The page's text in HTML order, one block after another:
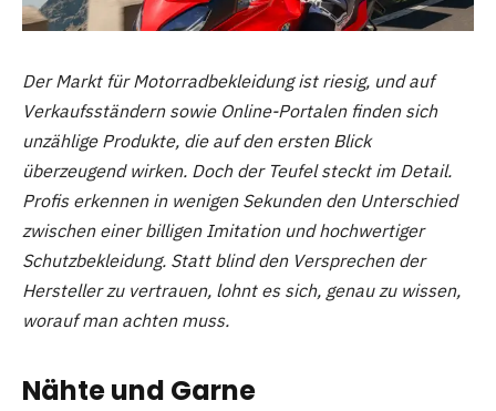
Der Markt für Motorradbekleidung ist riesig, und auf
Verkaufsständern sowie Online-Portalen finden sich
unzählige Produkte, die auf den ersten Blick
überzeugend wirken. Doch der Teufel steckt im Detail.
Profis erkennen in wenigen Sekunden den Unterschied
zwischen einer billigen Imitation und hochwertiger
Schutzbekleidung. Statt blind den Versprechen der
Hersteller zu vertrauen, lohnt es sich, genau zu wissen,
worauf man achten muss.
Nähte und Garne